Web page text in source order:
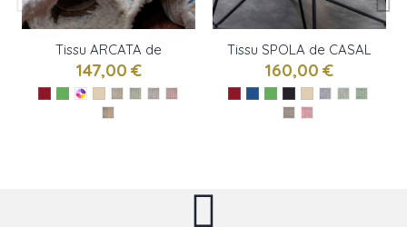
Tissu ARCATA de
CASAL
147,00 €
Tissu SPOLA de CASAL
160,00 €